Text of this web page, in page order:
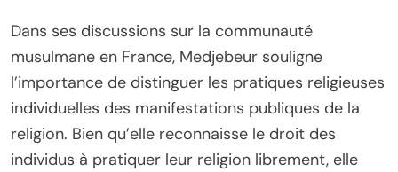
Dans ses discussions sur la communauté
musulmane en France, Medjebeur souligne
l’importance de distinguer les pratiques religieuses
individuelles des manifestations publiques de la
religion. Bien qu’elle reconnaisse le droit des
individus à pratiquer leur religion librement, elle